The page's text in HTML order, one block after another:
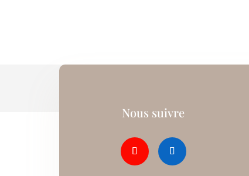
Nous suivre